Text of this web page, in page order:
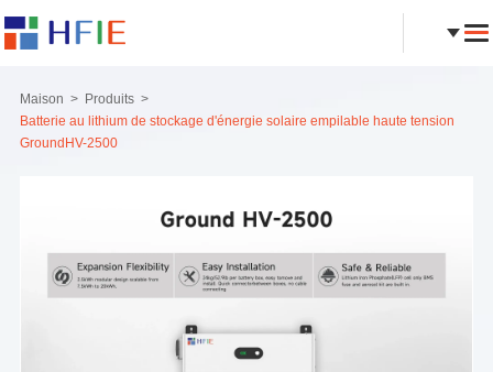
Maison
Produits
Batterie au lithium de stockage d'énergie solaire empilable haute tension
GroundHV-2500